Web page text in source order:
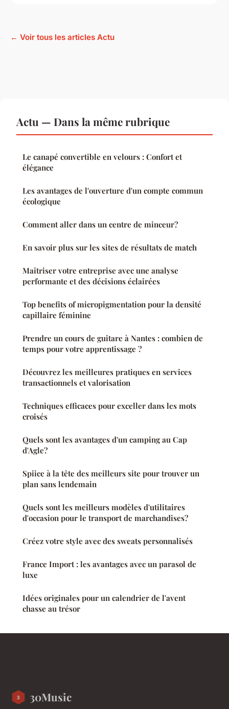
← Voir tous les articles Actu
Actu — Dans la même rubrique
Le canapé convertible en velours : Confort et
élégance
Les avantages de l'ouverture d'un compte commun
écologique
Comment aller dans un centre de minceur?
En savoir plus sur les sites de résultats de match
Maîtriser votre entreprise avec une analyse
performante et des décisions éclairées
Top benefits of micropigmentation pour la densité
capillaire féminine
Prendre un cours de guitare à Nantes : combien de
temps pour votre apprentissage ?
Découvrez les meilleures pratiques en services
transactionnels et valorisation
Techniques efficaces pour exceller dans les mots
croisés
Quels sont les avantages d'un camping au Cap
d'Agle?
Spiice à la tête des meilleurs site pour trouver un
plan sans lendemain
Quels sont les meilleurs modèles d'utilitaires
d'occasion pour le transport de marchandises?
Créez votre style avec des sweats personnalisés
France Import : les avantages avec un parasol de
luxe
Idées originales pour un calendrier de l'avent
chasse au trésor
30Music